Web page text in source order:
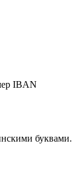
IBAN
буквами.